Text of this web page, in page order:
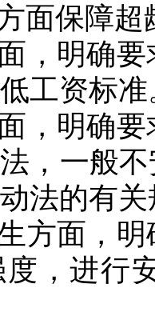
面保障
，明确
工资标准
，明确
，一般
法的有
方面，
，进行